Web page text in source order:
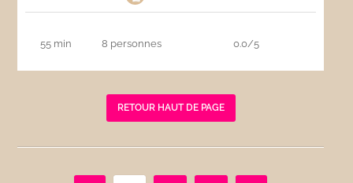
55 min 8 personnes 0.0/5
RETOUR HAUT DE PAGE